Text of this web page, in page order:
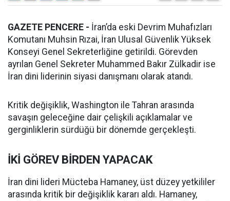
GAZETE PENCERE - İran’da eski Devrim Muhafızları
Komutanı Muhsin Rızai, İran Ulusal Güvenlik Yüksek
Konseyi Genel Sekreterliğine getirildi. Görevden
ayrılan Genel Sekreter Muhammed Bakır Zülkadir ise
İran dini liderinin siyasi danışmanı olarak atandı.
Kritik değişiklik, Washington ile Tahran arasında
savaşın geleceğine dair çelişkili açıklamalar ve
gerginliklerin sürdüğü bir dönemde gerçekleşti.
İKİ GÖREV BİRDEN YAPACAK
İran dini lideri Mücteba Hamaney, üst düzey yetkililer
arasında kritik bir değişiklik kararı aldı. Hamaney,